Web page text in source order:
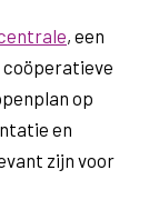
, een
op
en
zijn voor